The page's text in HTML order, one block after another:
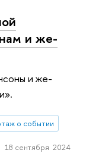
и же-
и же-
о событии
18 сентября 2024